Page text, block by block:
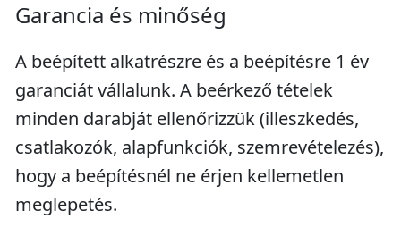
Garancia és minőség
A beépített alkatrészre és a beépítésre 1 év
garanciát vállalunk. A beérkező tételek
minden darabját ellenőrizzük (illeszkedés,
csatlakozók, alapfunkciók, szemrevételezés),
hogy a beépítésnél ne érjen kellemetlen
meglepetés.